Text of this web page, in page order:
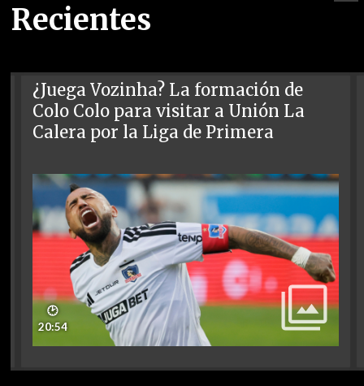
Recientes
¿Juega Vozinha? La formación de
Colo Colo para visitar a Unión La
Calera por la Liga de Primera
🕑
20:54